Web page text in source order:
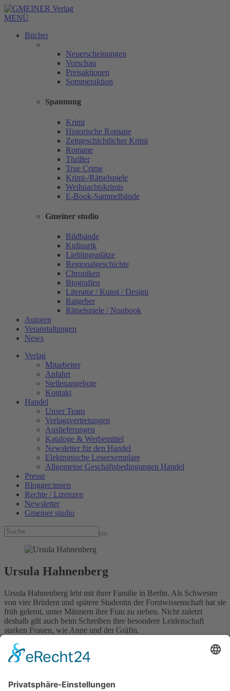
MENÜ
Bücher
Neuerscheinungen
Vorschau
Preisaktionen
Sommeraktion
Spannung
Krimi
Historische Romane
Zeitgeschichtlicher Krimi
Romane
Thriller
True Crime
Krimi-/Rätselspiele
Weihnachtskrimis
E-Book-Sammelbände
Gmeiner studio
Bildbände
Kulinarik
Lieblingsplätze
Regionalgeschichte
Chroniken
Biografien
Literatur / Kunst / Design
Ratgeber
Rätselspiele / Nonbook
Autoren
Veranstaltungen
News
Verlag
Mitarbeiter
Anfahrt
Stellenangebote
Kontakt
Handel
Unser Team
Verlagsvertretungen
Auslieferungen
Kataloge & Werbemittel
Newsletter für den Handel
Elektronische Leseexemplare
Allgemeine Geschäftsbedingungen Handel
Presse
Blogger:innen
Rechte / Lizenzen
Newsletter
Gmeiner studio
Ursula Hahnenberg
Ursula Hahnenberg lebt mit ihrer Familie in Berlin. Als Schwester
von vier Brüdern und spätere Studentin der Forstwissenschaft hat sie
früh gelernt, unter Männern ihre Frau zu stehen. Nicht zuletzt
deshalb gilt auch beim Schreiben ihre besondere Leidenschaft
starken Frauen, wie Anne und der Gräfin.
Autorenhomepage